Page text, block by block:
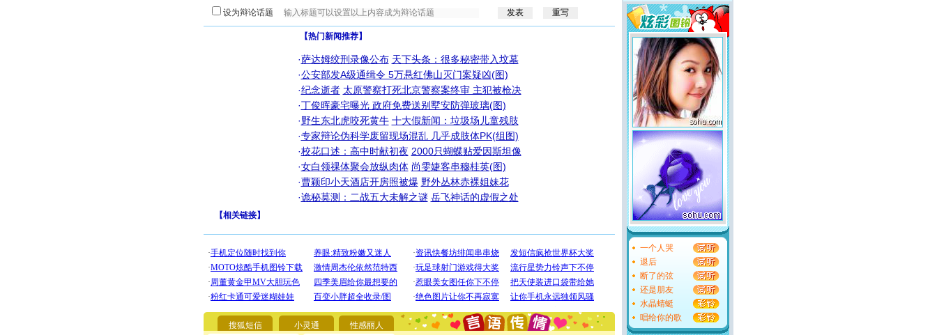
设为辩论话题
【热门新闻推荐】
·萨达姆绞刑录像公布 天下头条：很多秘密带入坟墓
·公安部发A级通缉令 5万悬红佛山灭门案疑凶(图)
·纪念逝者 太原警察打死北京警察案终审 主犯被枪决
·丁俊晖豪宅曝光 政府免费送别墅安防弹玻璃(图)
·野生东北虎咬死黄牛 十大假新闻：垃圾场儿童残肢
·专家辩论伪科学废留现场混乱 几乎成肢体PK(组图)
·校花口述：高中时献初夜 2000只蝴蝶贴爱因斯坦像
·女白领祼体聚会放纵肉体 尚雯婕客串穆桂英(图)
·曹颖印小天酒店开房照被爆 野外丛林赤裸姐妹花
·诡秘莫测：二战五大未解之谜 岳飞神话的虚假之处
【相关链接】
搜狐短信 小灵通 性感丽人
[圣诞节]圣诞节到了，想想没什么送给你的，又不打算给
你太多，只有给你五千万：千万快乐！千万要健康！千万
要平安！千万要知足！千万不要忘记我！
[圣诞节]不只这样的日子才会想起你,而是这样的日子才
一个人哭
退后
断了的弦
还是朋友
水晶蜻蜓
唱给你的歌